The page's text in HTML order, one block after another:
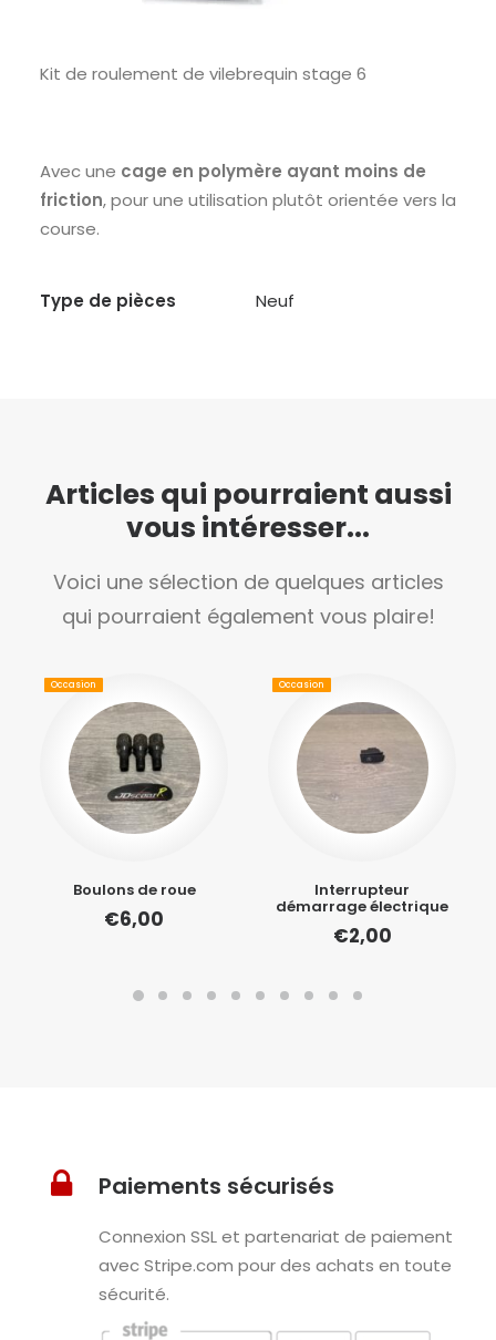
Kit de roulement de vilebrequin stage 6
Avec une cage en polymère ayant moins de
friction, pour une utilisation plutôt orientée vers la
course.
Type de pièces Neuf
Articles qui pourraient aussi
vous intéresser...
Voici une sélection de quelques articles
qui pourraient également vous plaire!
Boulons de roue
€6,00
Occasion
Interrupteur
démarrage électrique
€2,00
Occasion
Paiements sécurisés
Connexion SSL et partenariat de paiement
avec Stripe.com pour des achats en toute
sécurité.